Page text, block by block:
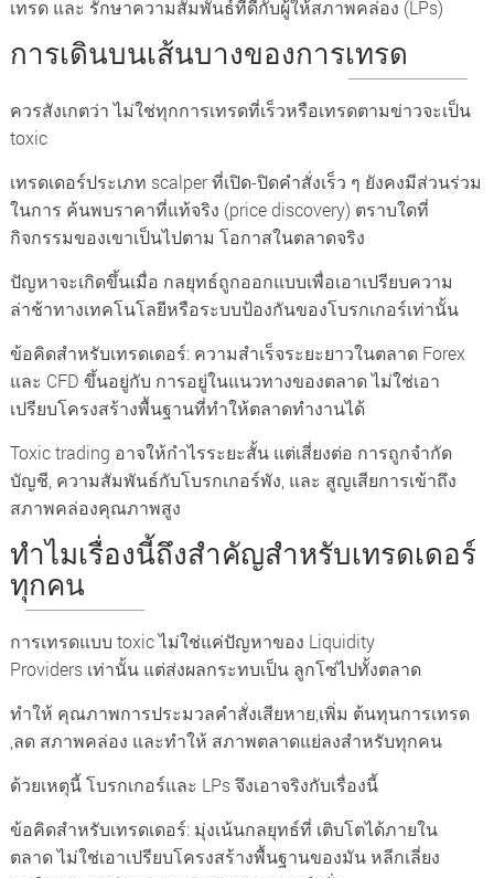
เทรด และ รักษาความสัมพันธ์ที่ดีกับผู้ให้สภาพคล่อง (LPs)
การเดินบนเส้นบางของการเทรด
ควรสังเกตว่า ไม่ใช่ทุกการเทรดที่เร็วหรือเทรดตามข่าวจะเป็น
toxic
เทรดเดอร์ประเภท scalper ที่เปิด-ปิดคำสั่งเร็ว ๆ ยังคงมีส่วนร่วม
ในการ ค้นพบราคาที่แท้จริง (price discovery) ตราบใดที่
กิจกรรมของเขาเป็นไปตาม โอกาสในตลาดจริง
ปัญหาจะเกิดขึ้นเมื่อ กลยุทธ์ถูกออกแบบเพื่อเอาเปรียบความ
ล่าช้าทางเทคโนโลยีหรือระบบป้องกันของโบรกเกอร์เท่านั้น
ข้อคิดสำหรับเทรดเดอร์: ความสำเร็จระยะยาวในตลาด Forex
และ CFD ขึ้นอยู่กับ การอยู่ในแนวทางของตลาด ไม่ใช่เอา
เปรียบโครงสร้างพื้นฐานที่ทำให้ตลาดทำงานได้
Toxic trading อาจให้กำไรระยะสั้น แต่เสี่ยงต่อ การถูกจำกัด
บัญชี, ความสัมพันธ์กับโบรกเกอร์พัง, และ สูญเสียการเข้าถึง
สภาพคล่องคุณภาพสูง
ทำไมเรื่องนี้ถึงสำคัญสำหรับเทรดเดอร์
ทุกคน
การเทรดแบบ toxic ไม่ใช่แค่ปัญหาของ Liquidity
Providers เท่านั้น แต่ส่งผลกระทบเป็น ลูกโซ่ไปทั้งตลาด
ทำให้ คุณภาพการประมวลคำสั่งเสียหาย,เพิ่ม ต้นทุนการเทรด
,ลด สภาพคล่อง และทำให้ สภาพตลาดแย่ลงสำหรับทุกคน
ด้วยเหตุนี้ โบรกเกอร์และ LPs จึงเอาจริงกับเรื่องนี้
ข้อคิดสำหรับเทรดเดอร์: มุ่งเน้นกลยุทธ์ที่ เติบโตได้ภายใน
ตลาด ไม่ใช่เอาเปรียบโครงสร้างพื้นฐานของมัน หลีกเลี่ยง